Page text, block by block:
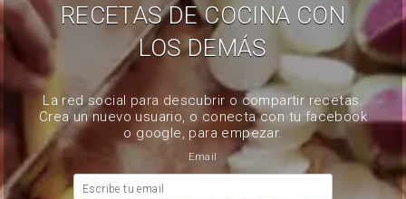
RECETAS DE COCINA CON
LOS DEMÁS
La red social para descubrir o compartir recetas.
Crea un nuevo usuario, o conecta con tu facebook
o google, para empezar.
Email
Escribe tu email